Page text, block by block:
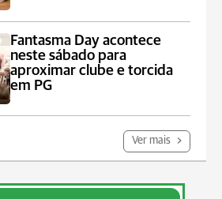
Fantasma Day acontece
neste sábado para
aproximar clube e torcida
em PG
Ver mais